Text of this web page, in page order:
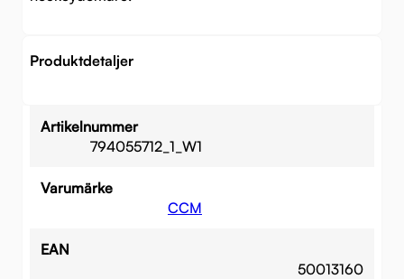
Produktdetaljer
Artikelnummer
794055712_1_W1
Varumärke
CCM
EAN
50013160